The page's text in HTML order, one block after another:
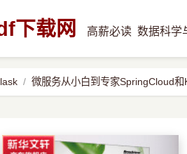
下载网 高薪必读 数据科学
微服务从小白到专家SpringCloud